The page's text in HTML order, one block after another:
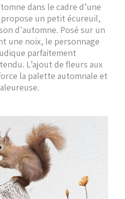
dans le cadre d’une
un petit écureuil,
d'automne. Posé sur un
une noix, le personnage
parfaitement
L’ajout de fleurs aux
la palette automnale et